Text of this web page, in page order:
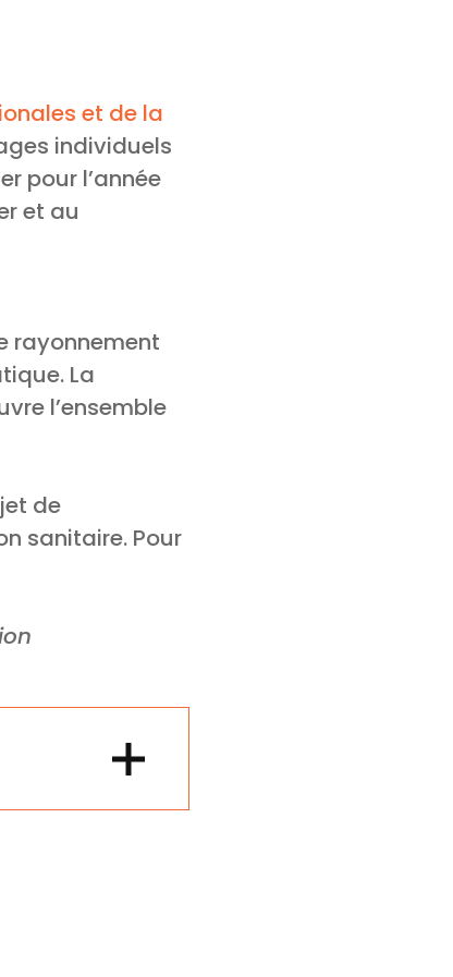
et de la
individuels
pour l’année
et au
rayonnement
La
l’ensemble
de
sanitaire. Pour